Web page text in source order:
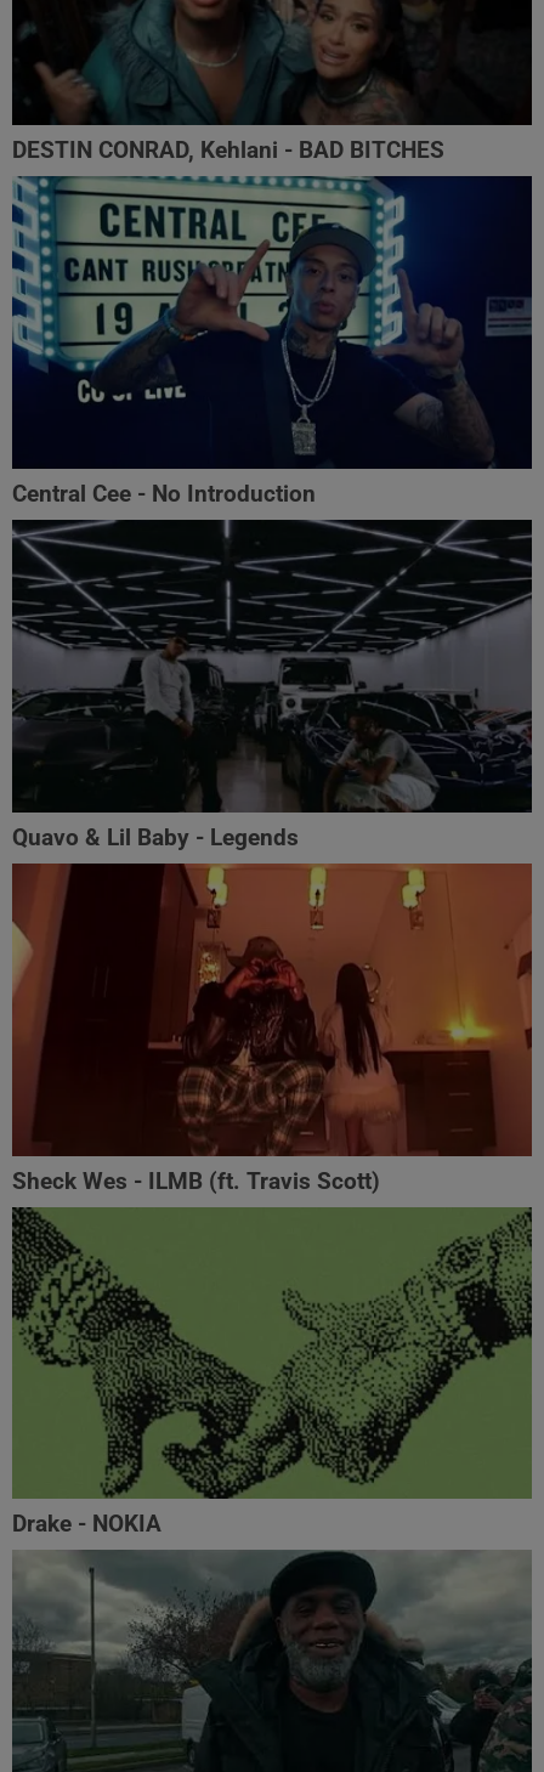
DESTIN CONRAD, Kehlani - BAD BITCHES
Central Cee - No Introduction
Quavo & Lil Baby - Legends
Sheck Wes - ILMB (ft. Travis Scott)
Drake - NOKIA